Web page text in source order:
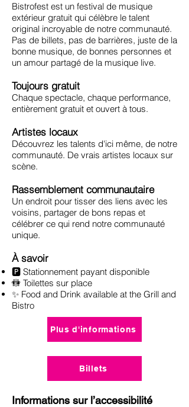
Bistrofest est un festival de musique
extérieur gratuit qui célèbre le talent
original incroyable de notre communauté.
Pas de billets, pas de barrières, juste de la
bonne musique, de bonnes personnes et
un amour partagé de la musique live.
Toujours gratuit
Chaque spectacle, chaque performance,
entièrement gratuit et ouvert à tous.
Artistes locaux
Découvrez les talents d'ici même, de notre
communauté. De vrais artistes locaux sur
scène.
Rassemblement communautaire
Un endroit pour tisser des liens avec les
voisins, partager de bons repas et
célébrer ce qui rend notre communauté
unique.
À savoir
🅿️ Stationnement payant disponible
🚻 Toilettes sur place
✨ Food and Drink available at the Grill and
Bistro
Plus d'informations
Billets
Informations sur l’accessibilité